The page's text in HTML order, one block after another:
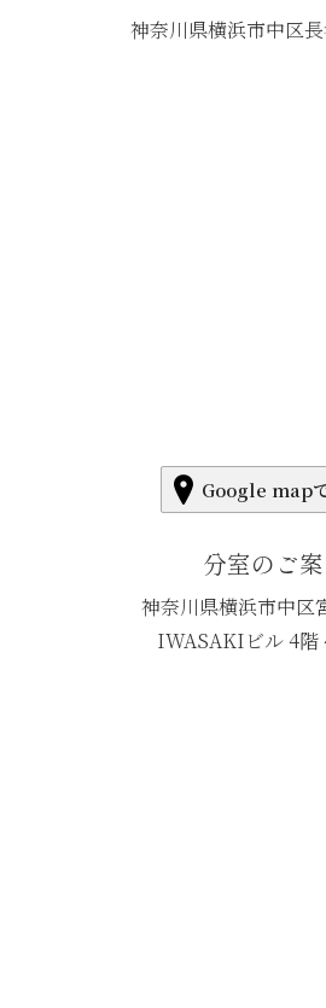
神奈川県横浜市中区
Google map
分室のご
神奈川県横浜市中区
IWASAKIビル 4階